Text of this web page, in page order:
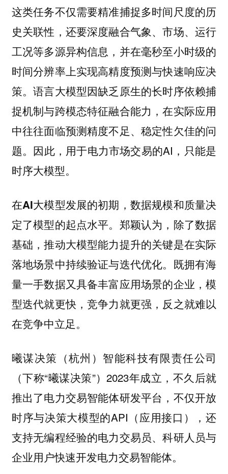
这类任务不仅需要精准捕捉多时间尺度的历
史关联性，还要深度融合气象、市场、运行
工况等多源异构信息，并在毫秒至小时级的
时间分辨率上实现高精度预测与快速响应决
策。语言大模型因缺乏原生的长时序依赖捕
捉机制与跨模态特征融合能力，在实际应用
中往往面临预测精度不足、稳定性欠佳的问
题。因此，用于电力市场交易的AI，只能是
时序大模型。
在AI大模型发展的初期，数据规模和质量决
定了模型的起点水平。郑颖认为，除了数据
基础，推动大模型能力提升的关键是在实际
落地场景中持续验证与迭代优化。既拥有海
量一手数据又具备丰富应用场景的企业，模
型迭代就更快，竞争力就更强，反之就难以
在竞争中立足。
曦谋决策（杭州）智能科技有限责任公司
（下称“曦谋决策”）2023年成立，不久后就
推出了电力交易智能体研发平台，不仅开放
时序与决策大模型的API（应用接口），还
支持无编程经验的电力交易员、科研人员与
企业用户快速开发电力交易智能体。